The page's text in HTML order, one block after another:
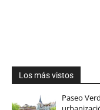
Los más vistos
Paseo